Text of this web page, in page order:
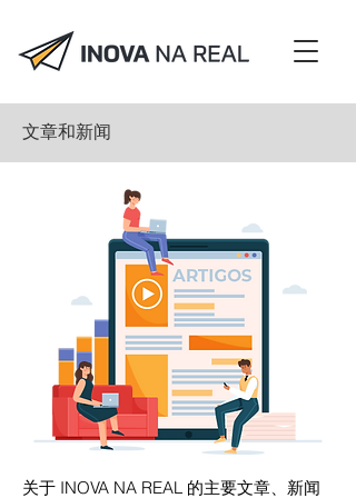
文章和新闻
关于 INOVA NA REAL 的主要文章、新闻